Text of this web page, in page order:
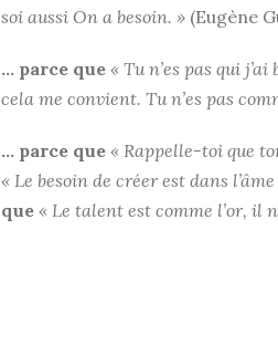
soi aussi On a besoin. » (Eugène
… parce que « Tu n’es pas qui
cela me convient. Tu n’es pas
… parce que « Rappelle-toi que
« Le besoin de créer est dans
que « Le talent est comme l’or, il